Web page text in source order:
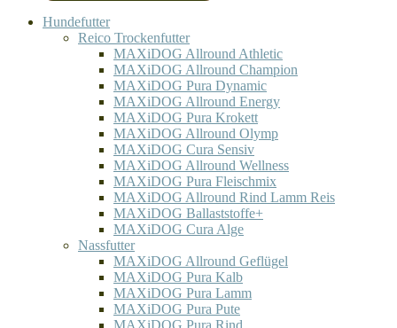
Hundefutter
Reico Trockenfutter
MAXiDOG Allround Athletic
MAXiDOG Allround Champion
MAXiDOG Pura Dynamic
MAXiDOG Allround Energy
MAXiDOG Pura Krokett
MAXiDOG Allround Olymp
MAXiDOG Cura Sensiv
MAXiDOG Allround Wellness
MAXiDOG Pura Fleischmix
MAXiDOG Allround Rind Lamm Reis
MAXiDOG Ballaststoffe+
MAXiDOG Cura Alge
Nassfutter
MAXiDOG Allround Geflügel
MAXiDOG Pura Kalb
MAXiDOG Pura Lamm
MAXiDOG Pura Pute
MAXiDOG Pura Rind